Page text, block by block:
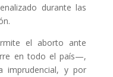
durante las
el aborto ante
en todo el país—,
imprudencial, y por